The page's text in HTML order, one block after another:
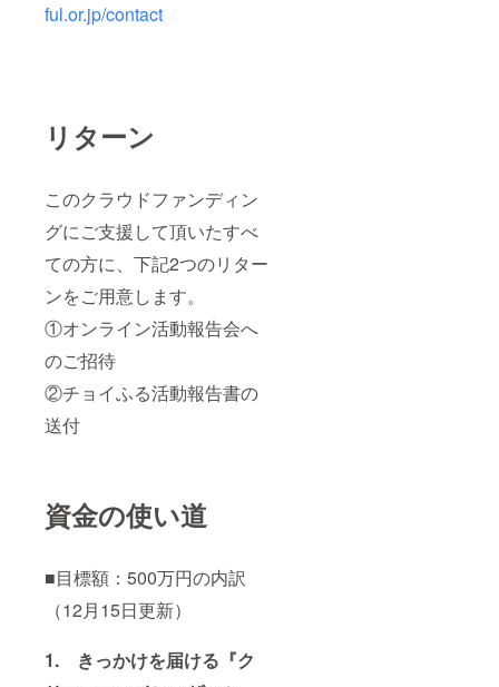
ful.or.jp/contact
リターン
このクラウドファンディン
グにご支援して頂いたすべ
ての方に、下記2つのリター
ンをご用意します。
①オンライン活動報告会へ
のご招待
②チョイふる活動報告書の
送付
資金の使い道
■目標額：500万円の内訳
（12月15日更新）
1. きっかけを届ける『ク